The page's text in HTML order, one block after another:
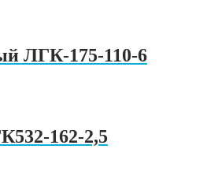
ЛГК-175-110-6
162-2,5